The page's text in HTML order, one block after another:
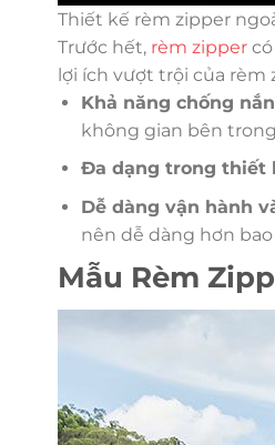
Thiết kế rèm zipper
Trước hết, rèm zipper
lợi ích vượt trội của rèm
Khả năng chống
không gian bên
Đa dạng trong thiết
Dễ dàng vận hành
nên dễ dàng hơn
Mẫu Rèm